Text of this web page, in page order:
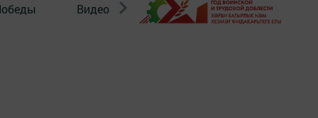
Видео Конкурсы ЭтноДети